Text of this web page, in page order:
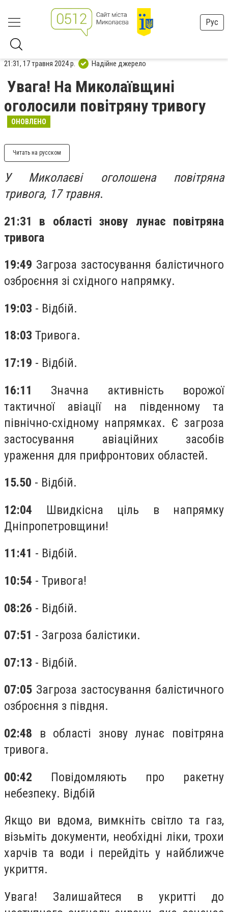
Рус
21:31, 17 травня 2024 р. Надійне джерело
Увага! На Миколаївщині
оголосили повітряну тривогу
ОНОВЛЕНО
Читать на русском
У Миколаєві оголошена повітряна
тривога, 17 травня.
21:31 в області знову лунає повітряна
тривога
19:49 Загроза застосування балістичного
озброєння зі східного напрямку.
19:03 - Відбій.
18:03 Тривога.
17:19 - Відбій.
16:11 Значна активність ворожої
тактичної авіації на південному та
північно-східному напрямках. Є загроза
застосування авіаційних засобів
ураження для прифронтових областей.
15.50 - Відбій.
12:04 Швидкісна ціль в напрямку
Дніпропетровщини!
11:41 - Відбій.
10:54 - Тривога!
08:26 - Відбій.
07:51 - Загроза балістики.
07:13 - Відбій.
07:05 Загроза застосування балістичного
озброєння з півдня.
02:48 в області знову лунає повітряна
тривога.
00:42 Повідомляють про ракетну
небезпеку. Відбій
Якщо ви вдома, вимкніть світло та газ,
візьміть документи, необхідні ліки, трохи
харчів та води і перейдіть у найближче
укриття.
Увага! Залишайтеся в укритті до